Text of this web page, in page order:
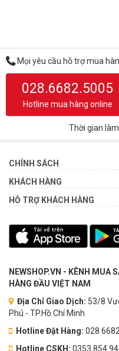
Mọi yêu cầu hỗ trợ mua
028.6682.5005
Hotline mua hàng online
Thời gian
CHÍNH SÁCH
KHÁCH HÀNG
HỖ TRỢ KHÁCH HÀNG
NEWSHOP.VN - KÊNH MUA
HÀNG ĐẦU VIỆT NAM
Địa Chỉ Giao Dịch: 53/8
Phú - TP.Hồ Chí Minh
Hotline Đặt Hàng: 028
Hotline CSKH: